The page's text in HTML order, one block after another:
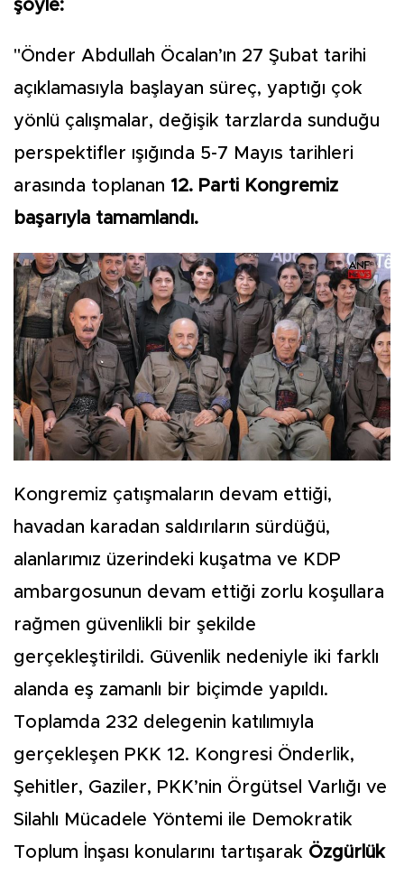
şöyle:
"Önder Abdullah Öcalan’ın 27 Şubat tarihi
açıklamasıyla başlayan süreç, yaptığı çok
yönlü çalışmalar, değişik tarzlarda sunduğu
perspektifler ışığında 5-7 Mayıs tarihleri
arasında toplanan 12. Parti Kongremiz
başarıyla tamamlandı.
Kongremiz çatışmaların devam ettiği,
havadan karadan saldırıların sürdüğü,
alanlarımız üzerindeki kuşatma ve KDP
ambargosunun devam ettiği zorlu koşullara
rağmen güvenlikli bir şekilde
gerçekleştirildi. Güvenlik nedeniyle iki farklı
alanda eş zamanlı bir biçimde yapıldı.
Toplamda 232 delegenin katılımıyla
gerçekleşen PKK 12. Kongresi Önderlik,
Şehitler, Gaziler, PKK’nin Örgütsel Varlığı ve
Silahlı Mücadele Yöntemi ile Demokratik
Toplum İnşası konularını tartışarak Özgürlük